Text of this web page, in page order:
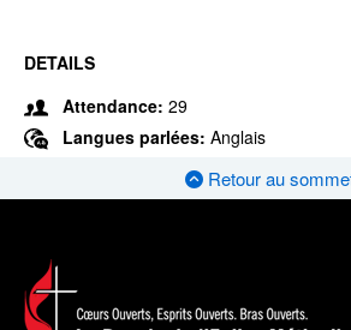
DETAILS
Attendance: 29
Langues parlées: Anglais
Retour au